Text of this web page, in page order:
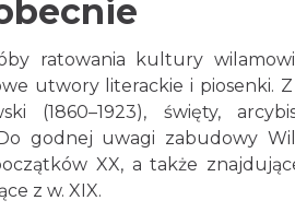
ratowania kultury
utwory literackie i piosenki.
(1860–1923), święty,
godnej uwagi zabudowy
XX, a także
z w. XIX.